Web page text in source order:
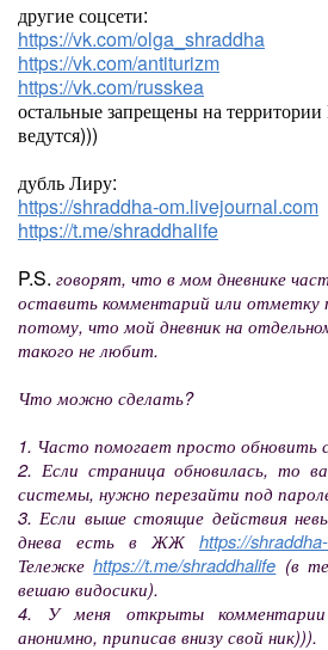
другие соцсети:
https://vk.com/olga_shraddha
https://vk.com/antiturizm
https://vk.com/russkea
остальные запрещены на
ведутся)))
дубль Лиру:
https://shraddha-om.livejournal.com
https://t.me/shraddhalife
P.S. говорят, что в мом дневнике
оставить комментарий или отметку
потому, что мой дневник на
такого не любит.
Что можно сделать?
1. Часто помогает просто обновить
2. Если страница обновилась, то
системы, нужно перезайти под
3. Если выше стоящие действия
днева есть в ЖЖ https://
Тележкеhttps://t.me/shraddhalife (в
вешаю видосики).
4. У меня открыты
анонимно, приписав внизу свой ник))).